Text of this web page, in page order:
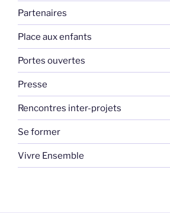
Partenaires
Place aux enfants
Portes ouvertes
Presse
Rencontres inter-projets
Se former
Vivre Ensemble